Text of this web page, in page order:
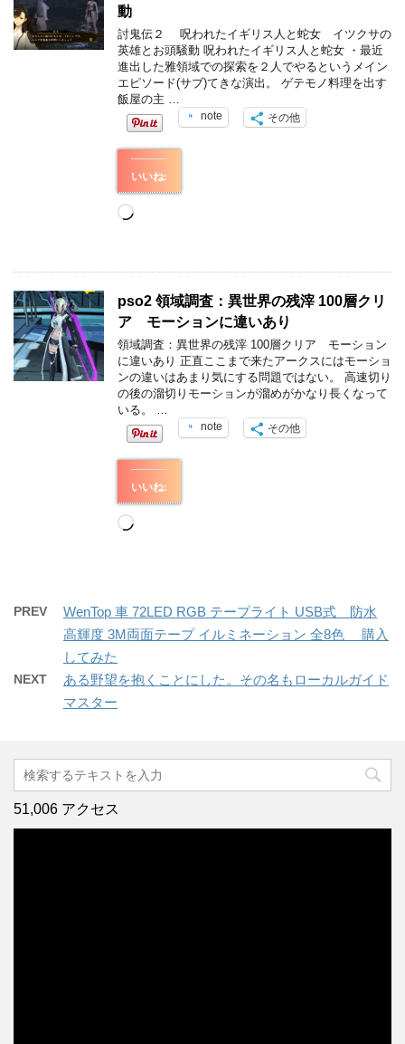
動
討鬼伝２ 呪われたイギリス人と蛇女 イツクサの
英雄とお頭騒動 呪われたイギリス人と蛇女 ・最近
進出した雅領域での探索を２人でやるというメイン
エピソード(サブ)てきな演出。 ゲテモノ料理を出す
飯屋の主 …
note その他
いいね:
読
み
pso2 領域調査：異世界の残滓 100層クリ
ア モーションに違いあり
領域調査：異世界の残滓 100層クリア モーション
に違いあり 正直ここまで来たアークスにはモーショ
ンの違いはあまり気にする問題ではない。 高速切り
の後の溜切りモーションが溜めがかなり長くなって
いる。 …
note その他
いいね:
読
PREV
WenTop 車 72LED RGB テープライト USB式 防水
高輝度 3M両面テープ イルミネーション 全8色 購入
してみた
NEXT
ある野望を抱くことにした。その名もローカルガイド
マスター
51,006 アクセス